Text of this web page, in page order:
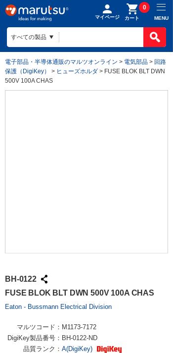
マイページ カート
0
MENU
電子部品・半導体通販のマルツオンライン > 電気部品 > 回路
保護（DigiKey）
> ヒューズホルダ > FUSE BLOK BLT DWN
500V 100A CHAS
BH-0122
FUSE BLOK BLT DWN 500V 100A CHAS
Eaton - Bussmann Electrical Division
マルツコード： M1173-7172
DigiKey製品番号： BH-0122-ND
品質ランク： A(DigiKey)